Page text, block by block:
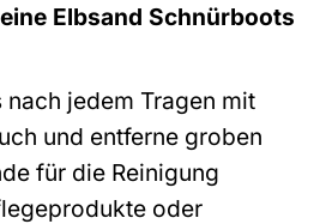
Elbsand Schnürboots
jedem Tragen mit
und entferne groben
für die Reinigung
oder